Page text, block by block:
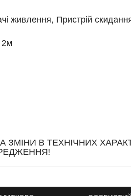
живлення, Пристрій
2м
В ТЕХНІЧНИХ